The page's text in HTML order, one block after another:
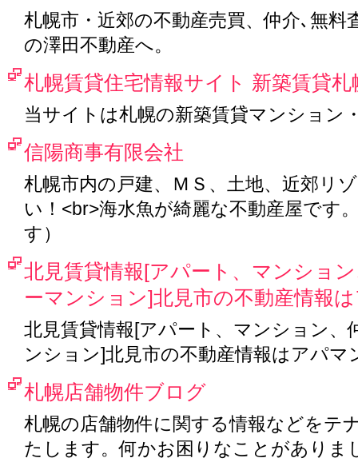
札幌市・近郊の不動産売買、仲介､無料
の澤田不動産へ。
札幌賃貸住宅情報サイト 新築賃貸
当サイトは札幌の新築賃貸マンション
信陽商事有限会社
札幌市内の戸建、ＭＳ、土地、近郊リ
い！<br>海水魚が綺麗な不動産屋です
す）
北見賃貸情報[アパート、マンショ
ーマンション]北見市の不動産情報
北見賃貸情報[アパート、マンション、
ンション]北見市の不動産情報はアパマ
札幌店舗物件ブログ
札幌の店舗物件に関する情報などをテ
たします。何かお困りなことがありま